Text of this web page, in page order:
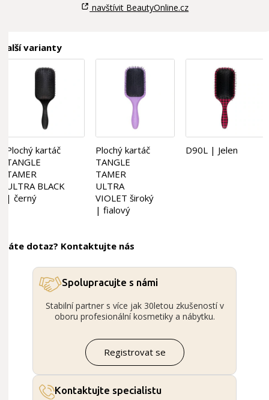
navštívit BeautyOnline.cz
Další varianty
Plochý kartáč
TANGLE
TAMER
ULTRA BLACK
| černý
Plochý kartáč
TANGLE
TAMER
ULTRA
VIOLET široký
| fialový
D90L | Jelen
Máte dotaz? Kontaktujte nás
Spolupracujte s námi
Stabilní partner s více jak 30letou zkušeností v
oboru profesionální kosmetiky a nábytku.
Registrovat se
Kontaktujte specialistu